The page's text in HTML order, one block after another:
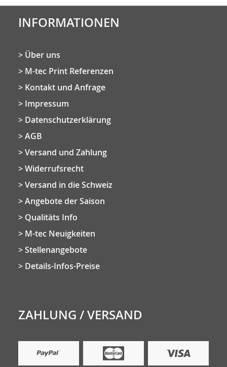
INFORMATIONEN
Über uns
M-tec Print Referenzen
Kontakt und Anfrage
Impressum
Datenschutzerklärung
AGB
Versand und Zahlung
Widerrufsrecht
Versand in die Schweiz
Angebote der Saison
Qualitäts Info
M-tec Neuigkeiten
Stellenangebote
Details-Infos-Preise
ZAHLUNG / VERSAND